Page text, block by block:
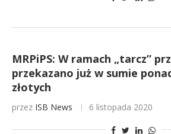
MRPiPS: W ramach „tarcz”
przekazano już w sumie
złotych
przez ISB News 6 listopada 2020